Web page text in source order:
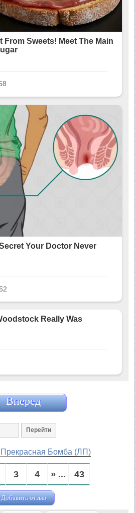
Вперед
Прекрасная Бомба (ЛП)
3 4 » ... 43
Добавить отзыв